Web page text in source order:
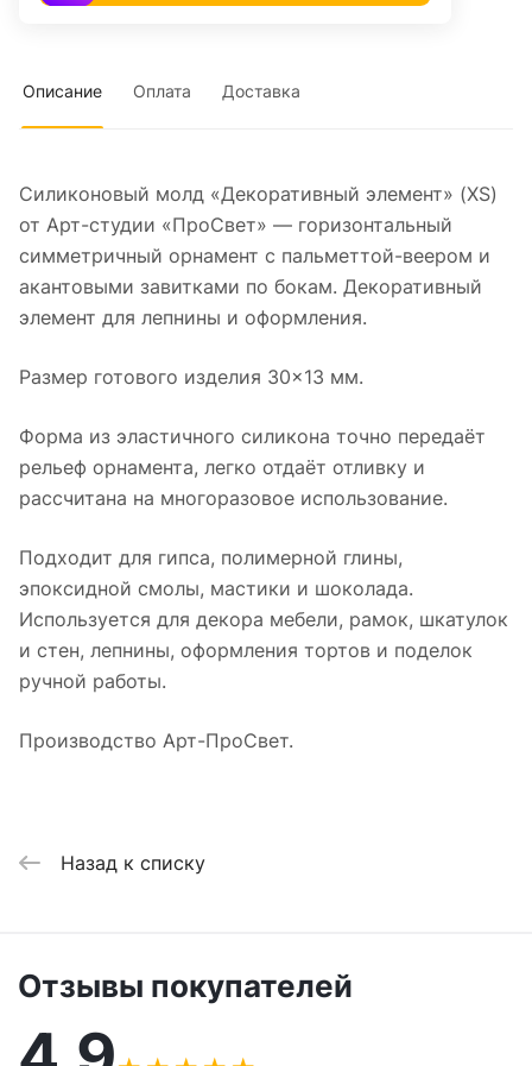
Описание Оплата Доставка
Силиконовый молд «Декоративный элемент» (XS)
от Арт-студии «ПроСвет» — горизонтальный
симметричный орнамент с пальметтой-веером и
акантовыми завитками по бокам. Декоративный
элемент для лепнины и оформления.
Размер готового изделия 30×13 мм.
Форма из эластичного силикона точно передаёт
рельеф орнамента, легко отдаёт отливку и
рассчитана на многоразовое использование.
Подходит для гипса, полимерной глины,
эпоксидной смолы, мастики и шоколада.
Используется для декора мебели, рамок, шкатулок
и стен, лепнины, оформления тортов и поделок
ручной работы.
Производство Арт-ПроСвет.
Назад к списку
Отзывы покупателей